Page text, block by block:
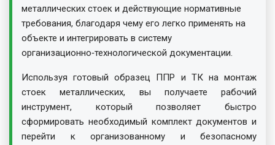
металлических стоек и действующие нормативные
требования, благодаря чему его легко применять на
объекте и интегрировать в систему
организационно‑технологической документации.
Используя готовый образец ППР и ТК на монтаж
стоек металлических, вы получаете рабочий
инструмент, который позволяет быстро
сформировать необходимый комплект документов и
перейти к организованному и безопасному